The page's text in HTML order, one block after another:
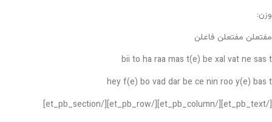
وزن:
مفتعلن مفتعلن فاعلن
bii to ha raa mas t(e) be xal vat ne sas t
hey f(e) bo vad dar be ce nin roo y(e) bas t
[/et_pb_text][/et_pb_column][/et_pb_row][/et_pb_section]